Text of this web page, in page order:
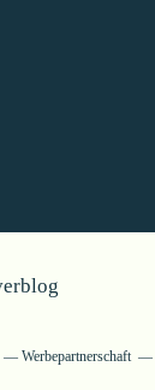
Werbepartnerschaft